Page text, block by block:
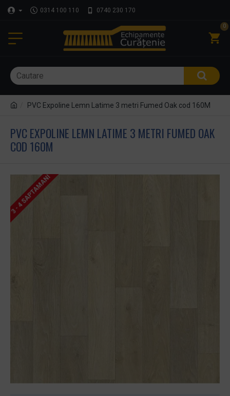
0314 100 110 0740 230 170
0
PVC Expoline Lemn Latime 3 metri Fumed Oak cod 160M
PVC EXPOLINE LEMN LATIME 3 METRI FUMED OAK
COD 160M
3 - 4 SAPTAMANI